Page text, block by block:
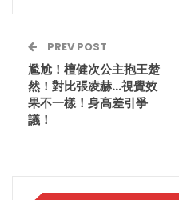
PREV POST
尷尬！檀健次公主抱王楚
然！對比張凌赫…視覺效
果不一樣！身高差引爭
議！